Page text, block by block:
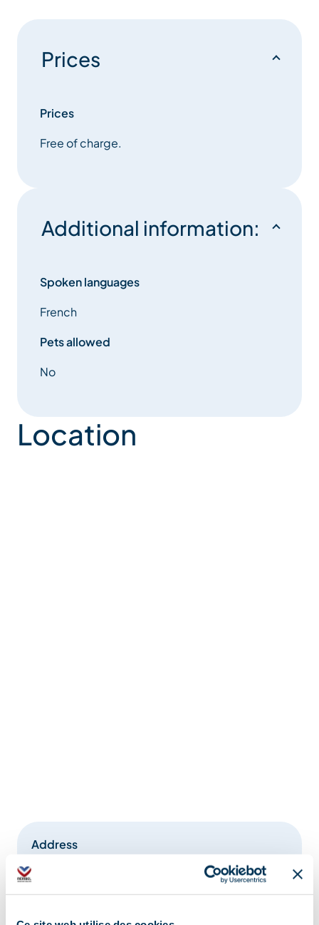
Prices
Prices
Free of charge.
Additional information:
Spoken languages
French
Pets allowed
No
Location
Address
Télécabine Pas du Lac, 73550 Méribel